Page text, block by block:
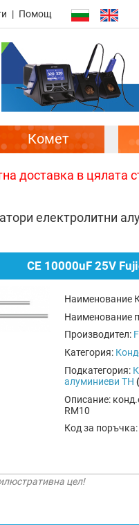
Помощ
Комет
доставка в цялата
електролитни
CE 10000uF 25V
Наименование
Наименование
Производител:
Категория:
Подкатегория:
алуминиеви TH
Описание:
RM10
Код за поръчка:
цел!